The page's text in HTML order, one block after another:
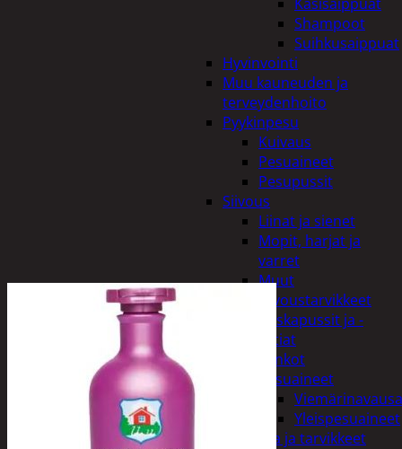
Shampoot
Suihkusaippuat
Hyvinvointi
Muu kauneuden ja
terveydenhoito
Pyykinpesu
Kuivaus
Pesuaineet
Pesupussit
Siivous
Liinat ja sienet
Mopit, harjat ja
varret
Muut
siivoustarvikkeet
Roskapussit ja -
astiat
Sankot
Pesuaineet
Yleispesuaineet
Eläintenruoka ja tarvikkeet